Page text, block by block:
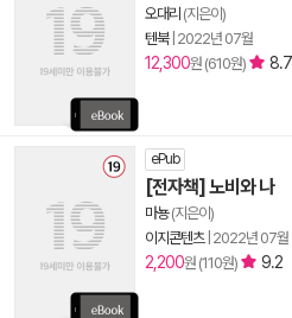
오대리 (지은이)
텐북| 2022년 07월
12,300원 (610원) 8.7
ePub
[전자책] 노비와 나
마뇽(지은이)
이지콘텐츠| 2022년 07월
2,200원 (110원) 9.2